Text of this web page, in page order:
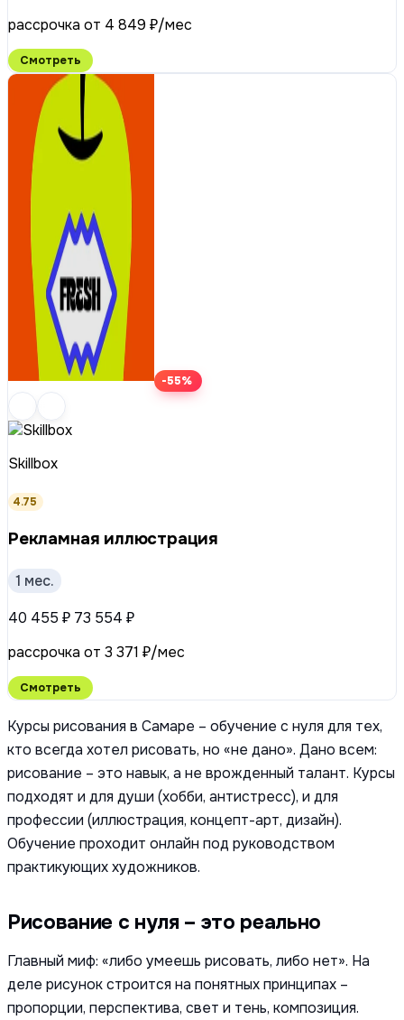
рассрочка от 4 849 ₽/мес
Смотреть
-55%
Skillbox
4.75
Рекламная иллюстрация
1 мес.
40 455 ₽ 73 554 ₽
рассрочка от 3 371 ₽/мес
Смотреть
Курсы рисования в Самаре – обучение с нуля для тех,
кто всегда хотел рисовать, но «не дано». Дано всем:
рисование – это навык, а не врожденный талант. Курсы
подходят и для души (хобби, антистресс), и для
профессии (иллюстрация, концепт-арт, дизайн).
Обучение проходит онлайн под руководством
практикующих художников.
Рисование с нуля – это реально
Главный миф: «либо умеешь рисовать, либо нет». На
деле рисунок строится на понятных принципах –
пропорции, перспектива, свет и тень, композиция.